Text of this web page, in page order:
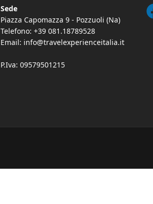
Sede
Piazza Capomazza 9 - Pozzuoli (Na)
Telefono: +39 081.18789528
Email: info@travelexperienceitalia.it
P.Iva: 09579501215